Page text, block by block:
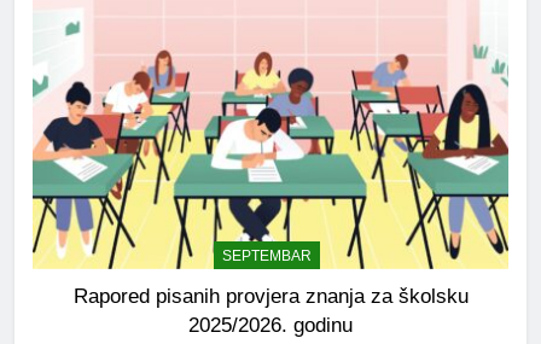
SEPTEMBAR
Rapored pisanih provjera znanja za školsku
2025/2026. godinu